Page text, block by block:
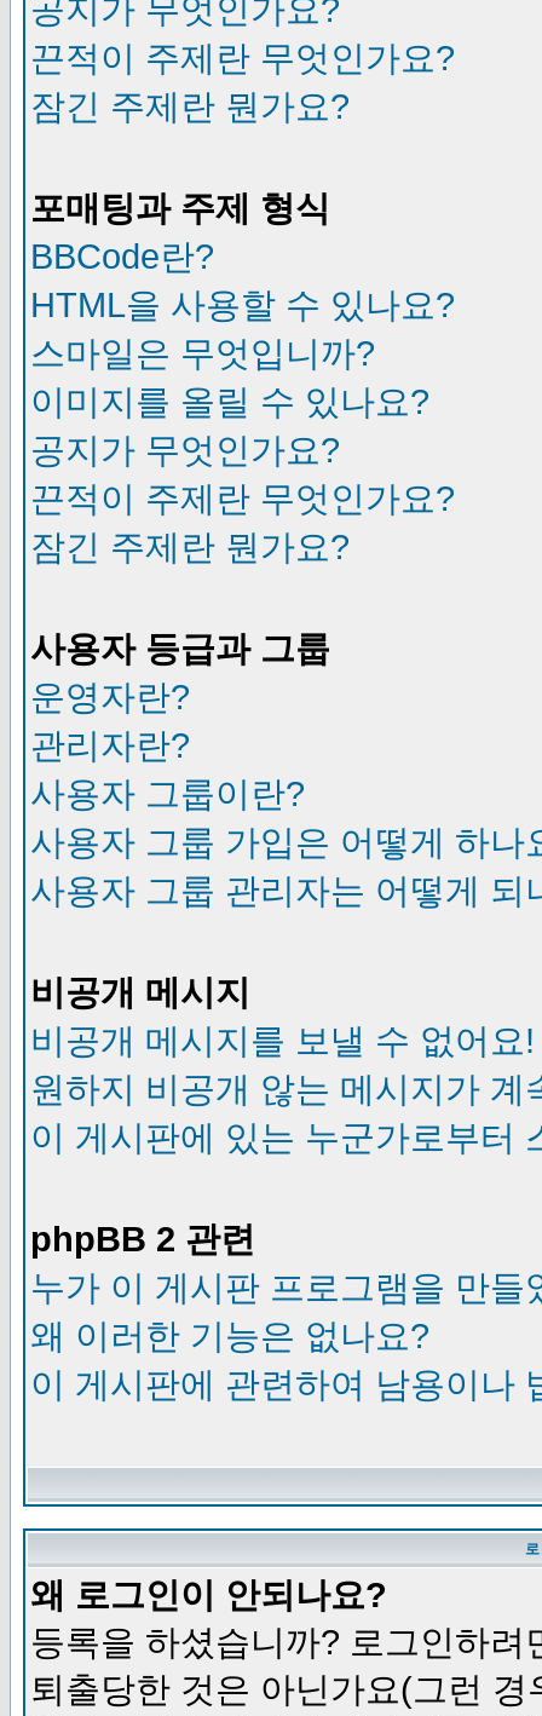
공지가 무엇인가요?
끈적이 주제란 무엇인가요?
잠긴 주제란 뭔가요?
포매팅과 주제 형식
BBCode란?
HTML을 사용할 수 있나요?
스마일은 무엇입니까?
이미지를 올릴 수 있나요?
공지가 무엇인가요?
끈적이 주제란 무엇인가요?
잠긴 주제란 뭔가요?
사용자 등급과 그룹
운영자란?
관리자란?
사용자 그룹이란?
사용자 그룹 가입은 어떻게 하나
사용자 그룹 관리자는 어떻게 되
비공개 메시지
비공개 메시지를 보낼 수 없어요!
원하지 비공개 않는 메시지가 계
이 게시판에 있는 누군가로부터
phpBB 2 관련
누가 이 게시판 프로그램을 만들
왜 이러한 기능은 없나요?
이 게시판에 관련하여 남용이나
왜 로그인이 안되나요?
등록을 하셨습니까? 로그인하
퇴출당한 것은 아닌가요(그런